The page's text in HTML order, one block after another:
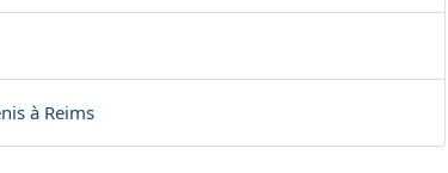
à Reims